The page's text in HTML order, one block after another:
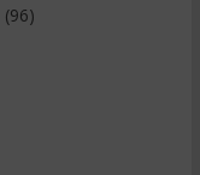
(96)